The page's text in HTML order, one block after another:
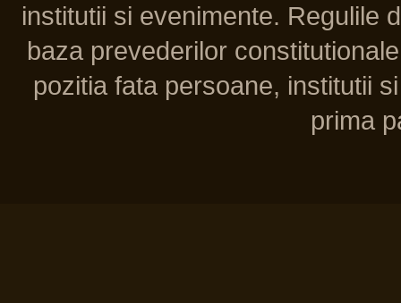
institutii si evenimente. Regulile
baza prevederilor
pozitia fata persoane, institutii
prima